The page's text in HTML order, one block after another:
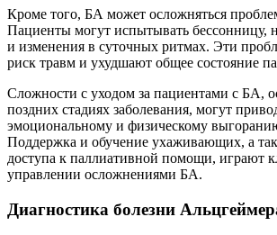
Кроме того, БА может осложняться
Пациенты могут испытывать бессонницу,
и изменения в суточных ритмах. Эти
риск травм и ухудшают общее состояние
Сложности с уходом за пациентами с БА,
поздних стадиях заболевания, могут
эмоциональному и физическому
Поддержка и обучение ухаживающих, а
доступа к паллиативной помощи, играют
управлении осложнениями БА.
Диагностика болезни